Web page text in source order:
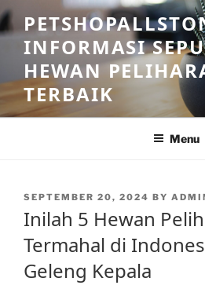
Skip
to
contentINFORMASI
HEWAN
TERBAIK
Menu
POSTED
SEPTEMBER 20, 2024 BY
Inilah 5 Hewan
Termahal di
Geleng Kepala